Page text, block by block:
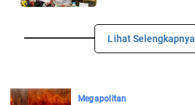
Lihat Selengkapnya
Megapolitan